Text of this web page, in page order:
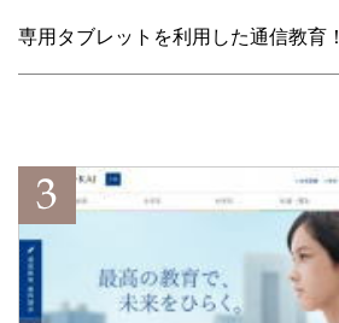
専用タブレットを利用した通信教育！